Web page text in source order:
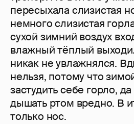
пересыхала слизистая
немного слизистая
сухой зимний воздух
влажный тёплый
никак не увлажнялся.
нельзя, потому что
застудить себе горло,
дышать ртом вредно. В
только нос.